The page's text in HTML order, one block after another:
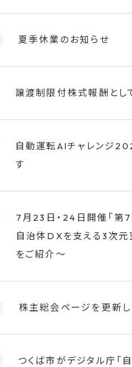
夏季休業のお知らせ
譲渡制限付株式報酬とし
自動運転AIチャレンジ
す
7月23日・24日開催「第
自治体DXを支える3次元
をご紹介～
株主総会ページを更新し
つくば市がデジタル庁